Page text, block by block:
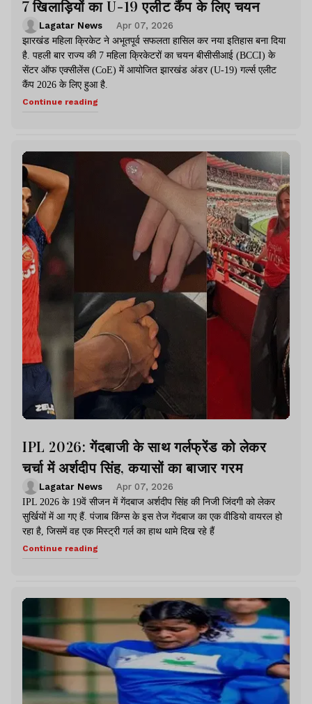
7 खिलाड़ियों का U-19 एलीट कैंप के लिए चयन
Lagatar News
Apr 07, 2026
झारखंड महिला क्रिकेट ने अभूतपूर्व सफलता हासिल कर नया इतिहास बना दिया
है. पहली बार राज्य की 7 महिला क्रिकेटरों का चयन बीसीसीआई (BCCI) के
सेंटर ऑफ एक्सीलेंस (CoE) में आयोजित झारखंड अंडर (U-19) गर्ल्स एलीट
कैंप 2026 के लिए हुआ है.
Continue reading
IPL 2026: गेंदबाजी के साथ गर्लफ्रेंड को लेकर
चर्चा में अर्शदीप सिंह, कयासों का बाजार गरम
Lagatar News
Apr 07, 2026
IPL 2026 के 19वें सीजन में गेंदबाज अर्शदीप सिंह की निजी जिंदगी को लेकर
सुर्खियों में आ गए हैं. पंजाब किंग्स के इस तेज गेंदबाज का एक वीडियो वायरल हो
रहा है, जिसमें वह एक मिस्ट्री गर्ल का हाथ थामे दिख रहे हैं
Continue reading